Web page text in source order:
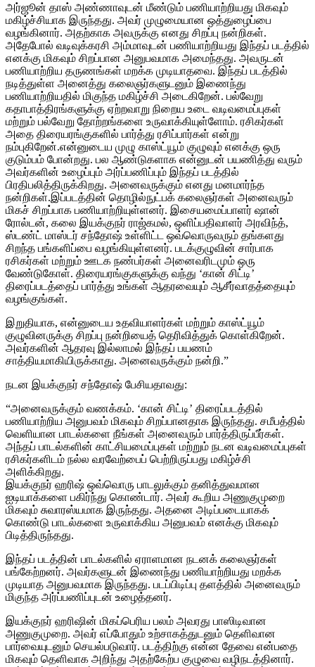
அர்ஜூன் தாஸ் அண்ணாவுடன் மீண்டும் பணியாற்றியது மிகவும்
மகிழ்ச்சியாக இருந்தது. அவர் முழுமையான ஒத்துழைப்பை
வழங்கினார். அதற்காக அவருக்கு எனது சிறப்பு நன்றிகள்.
அதேபோல் வடிவுக்கரசி அம்மாவுடன் பணியாற்றியது இந்தப் படத்தில்
எனக்கு மிகவும் சிறப்பான அனுபவமாக அமைந்தது. அவருடன்
பணியாற்றிய தருணங்கள் மறக்க முடியாதவை. இந்தப் படத்தில்
நடித்துள்ள அனைத்து கலைஞர்களுடனும் இணைந்து
பணியாற்றியதில் மிகுந்த மகிழ்ச்சி அடைகிறேன். பல்வேறு
கதாபாத்திரங்களுக்கு ஏற்றவாறு நிறைய உடை வடிவமைப்புகள்
மற்றும் பல்வேறு தோற்றங்களை உருவாக்கியுள்ளோம். ரசிகர்கள்
அதை திரையரங்குகளில் பார்த்து ரசிப்பார்கள் என்று
நம்புகிறேன்.என்னுடைய முழு காஸ்ட்யூம் குழுவும் எனக்கு ஒரு
குடும்பம் போன்றது. பல ஆண்டுகளாக என்னுடன் பயணித்து வரும்
அவர்களின் உழைப்பும் அர்ப்பணிப்பும் இந்தப் படத்தில்
பிரதிபலித்திருக்கிறது. அனைவருக்கும் எனது மனமார்ந்த
நன்றிகள்.இப்படத்தின் தொழில்நுட்பக் கலைஞர்கள் அனைவரும்
மிகச் சிறப்பாக பணியாற்றியுள்ளனர். இசையமைப்பாளர் ஷான்
ரோல்டன், கலை இயக்குநர் ராஜ்கமல், ஒளிப்பதிவாளர் அரவிந்த்,
ஸ்டண்ட் மாஸ்டர் சந்தோஷ் உள்ளிட்ட ஒவ்வொருவரும் தங்களது
சிறந்த பங்களிப்பை வழங்கியுள்ளனர். படக்குழுவின் சார்பாக
ரசிகர்கள் மற்றும் ஊடக நண்பர்கள் அனைவரிடமும் ஒரு
வேண்டுகோள். திரையரங்குகளுக்கு வந்து ‘கான் சிட்டி’
திரைப்படத்தைப் பார்த்து உங்கள் ஆதரவையும் ஆசீர்வாதத்தையும்
வழங்குங்கள்.
இறுதியாக, என்னுடைய உதவியாளர்கள் மற்றும் காஸ்ட்யூம்
குழுவினருக்கு சிறப்பு நன்றியைத் தெரிவித்துக் கொள்கிறேன்.
அவர்களின் ஆதரவு இல்லாமல் இந்தப் பயணம்
சாத்தியமாகியிருக்காது. அனைவருக்கும் நன்றி.”
நடன இயக்குநர் சந்தோஷ் பேசியதாவது:
“அனைவருக்கும் வணக்கம். ‘கான் சிட்டி’ திரைப்படத்தில்
பணியாற்றிய அனுபவம் மிகவும் சிறப்பானதாக இருந்தது. சமீபத்தில்
வெளியான பாடல்களை நீங்கள் அனைவரும் பார்த்திருப்பீர்கள்.
அந்தப் பாடல்களின் காட்சியமைப்புகள் மற்றும் நடன வடிவமைப்புகள்
ரசிகர்களிடம் நல்ல வரவேற்பைப் பெற்றிருப்பது மகிழ்ச்சி
அளிக்கிறது.
இயக்குநர் ஹரிஷ் ஒவ்வொரு பாடலுக்கும் தனித்துவமான
ஐடியாக்களை பகிர்ந்து கொண்டார். அவர் கூறிய அணுகுமுறை
மிகவும் சுவாரஸ்யமாக இருந்தது. அதனை அடிப்படையாகக்
கொண்டு பாடல்களை உருவாக்கிய அனுபவம் எனக்கு மிகவும்
பிடித்திருந்தது.
இந்தப் படத்தின் பாடல்களில் ஏராளமான நடனக் கலைஞர்கள்
பங்கேற்றனர். அவர்களுடன் இணைந்து பணியாற்றியது மறக்க
முடியாத அனுபவமாக இருந்தது. படப்பிடிப்பு தளத்தில் அனைவரும்
மிகுந்த அர்ப்பணிப்புடன் உழைத்தனர்.
இயக்குநர் ஹரிஷின் மிகப்பெரிய பலம் அவரது பாஸிடிவான
அணுகுமுறை. அவர் எப்போதும் உற்சாகத்துடனும் தெளிவான
பார்வையுடனும் செயல்படுவார். படத்திற்கு என்ன தேவை என்பதை
மிகவும் தெளிவாக அறிந்து அதற்கேற்ப குழுவை வழிநடத்தினார்.